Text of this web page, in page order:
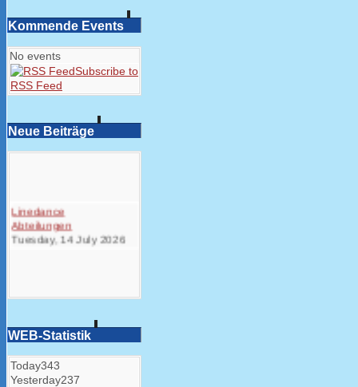
Kommende Events
No events
Subscribe to
RSS Feed
Neue Beiträge
Linedance
Abteilungen
Tuesday, 14 July 2026
WEB-Statistik
Today343
Yesterday237